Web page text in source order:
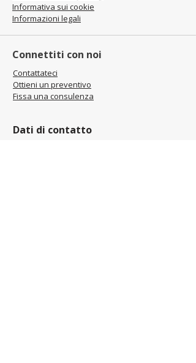
Informativa sui cookie
Informazioni legali
Connettiti con noi
Contattateci
Ottieni un preventivo
Fissa una consulenza
Dati di contatto